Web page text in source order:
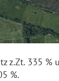
z.Zt. 335 %
%.